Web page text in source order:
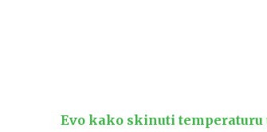
Evo kako skinuti